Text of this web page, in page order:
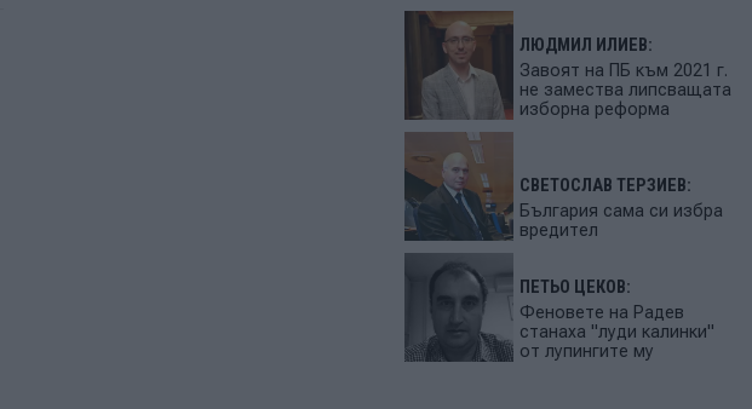
ЛЮДМИЛ ИЛИЕВ:
Завоят на ПБ към 2021 г.
не замества липсващата
изборна реформа
СВЕТОСЛАВ ТЕРЗИЕВ:
България сама си избра
вредител
ПЕТЬО ЦЕКОВ:
Феновете на Радев
станаха "луди калинки"
от лупингите му